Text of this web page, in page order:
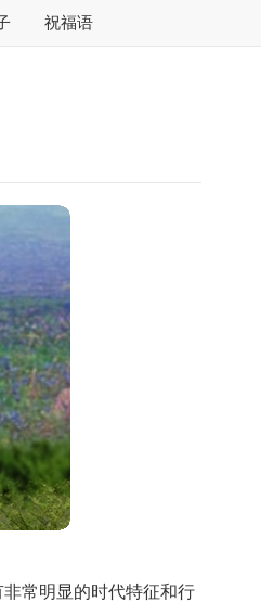
祝福语
常明显的时代特征和行